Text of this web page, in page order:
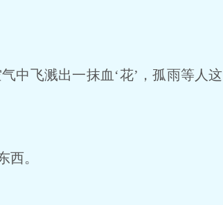
中飞溅出一抹血‘花’，孤雨等人这
。